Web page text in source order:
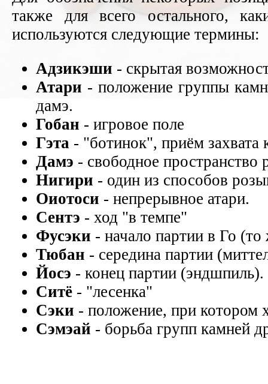
также для всего остального,
используются следующие термины:
Адзикэши - скрытая
Атари - положение группы
дамэ.
Гобан - игровое поле
Гэта - "ботинок", приём захвата
Дамэ - свободное пространство
Нигири - один из способов
Оиотоси - непрерывное атари.
Сентэ - ход "в темпе"
Фусэки - начало партии в Го
Тюбан - середина партии
Йосэ - конец партии (эндшпиль).
Ситё - "лесенка"
Сэки - положение, при котором
Сэмэай - борьба групп камней